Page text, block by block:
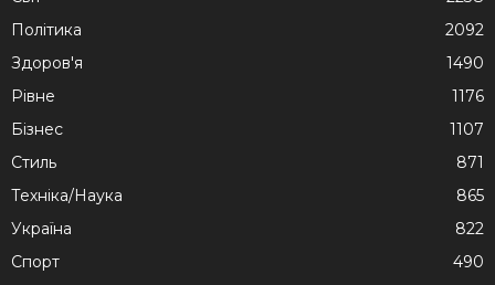
Політика
2092
Здоров'я
1490
Рівне
1176
Бізнес
1107
Стиль
871
Техніка/Наука
865
Україна
822
Спорт
490